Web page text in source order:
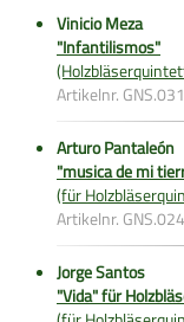
Vinicio Meza
"Infantilismos"
Artikelnr.
Arturo Pantaleón
"musica de mi
(für
Artikelnr.
Jorge Santos
"Vida" für